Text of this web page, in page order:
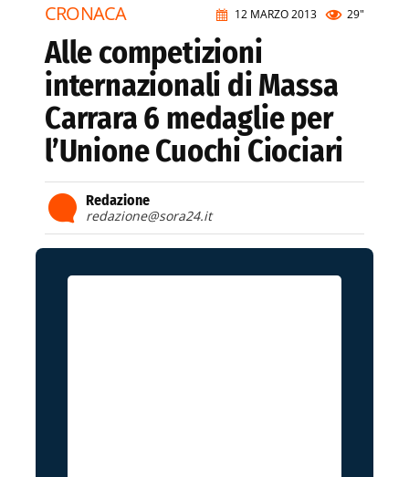
12 MARZO 2013 29"
CRONACA
Alle competizioni
internazionali di Massa
Carrara 6 medaglie per
l’Unione Cuochi Ciociari
Redazione
redazione@sora24.it